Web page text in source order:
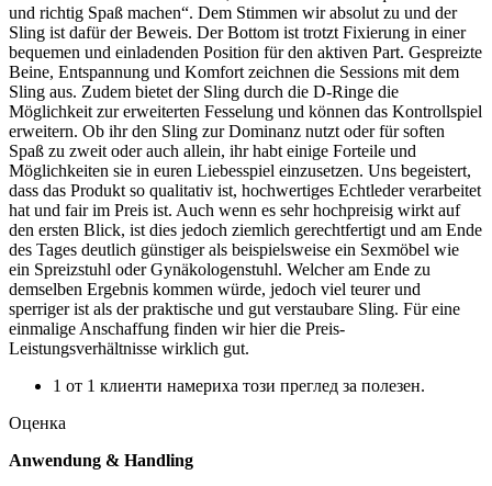
und richtig Spaß machen“. Dem Stimmen wir absolut zu und der
Sling ist dafür der Beweis. Der Bottom ist trotzt Fixierung in einer
bequemen und einladenden Position für den aktiven Part. Gespreizte
Beine, Entspannung und Komfort zeichnen die Sessions mit dem
Sling aus. Zudem bietet der Sling durch die D-Ringe die
Möglichkeit zur erweiterten Fesselung und können das Kontrollspiel
erweitern. Ob ihr den Sling zur Dominanz nutzt oder für soften
Spaß zu zweit oder auch allein, ihr habt einige Forteile und
Möglichkeiten sie in euren Liebesspiel einzusetzen. Uns begeistert,
dass das Produkt so qualitativ ist, hochwertiges Echtleder verarbeitet
hat und fair im Preis ist. Auch wenn es sehr hochpreisig wirkt auf
den ersten Blick, ist dies jedoch ziemlich gerechtfertigt und am Ende
des Tages deutlich günstiger als beispielsweise ein Sexmöbel wie
ein Spreizstuhl oder Gynäkologenstuhl. Welcher am Ende zu
demselben Ergebnis kommen würde, jedoch viel teurer und
sperriger ist als der praktische und gut verstaubare Sling. Für eine
einmalige Anschaffung finden wir hier die Preis-
Leistungsverhältnisse wirklich gut.
1 от 1 клиенти намериха този преглед за полезен.
Оценка
Anwendung & Handling